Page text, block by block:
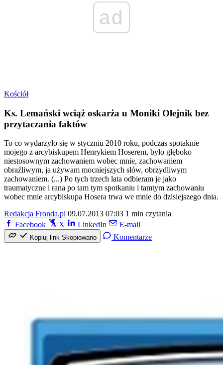
ad
Kościół
Ks. Lemański wciąż oskarża u Moniki Olejnik bez
przytaczania faktów
To co wydarzyło się w styczniu 2010 roku, podczas spotaknie
mojego z arcybiskupem Henrykiem Hoserem, było głęboko
niestosownym zachowaniem wobec mnie, zachowaniem
obraźliwym, ja używam mocniejszych słów, obrzydliwym
zachowaniem. (...) Po tych trzech lata odbieram je jako
traumatyczne i rana po tam tym spotkaniu i tamtym zachowaniu
wobec mnie arcybiskupa Hosera trwa we mnie do dzisiejszego dnia.
Redakcja Fronda.pl 09.07.2013 07:03 1 min czytania
Facebook
X LinkedIn E-mail
Kopiuj link Skopiowano Komentarze